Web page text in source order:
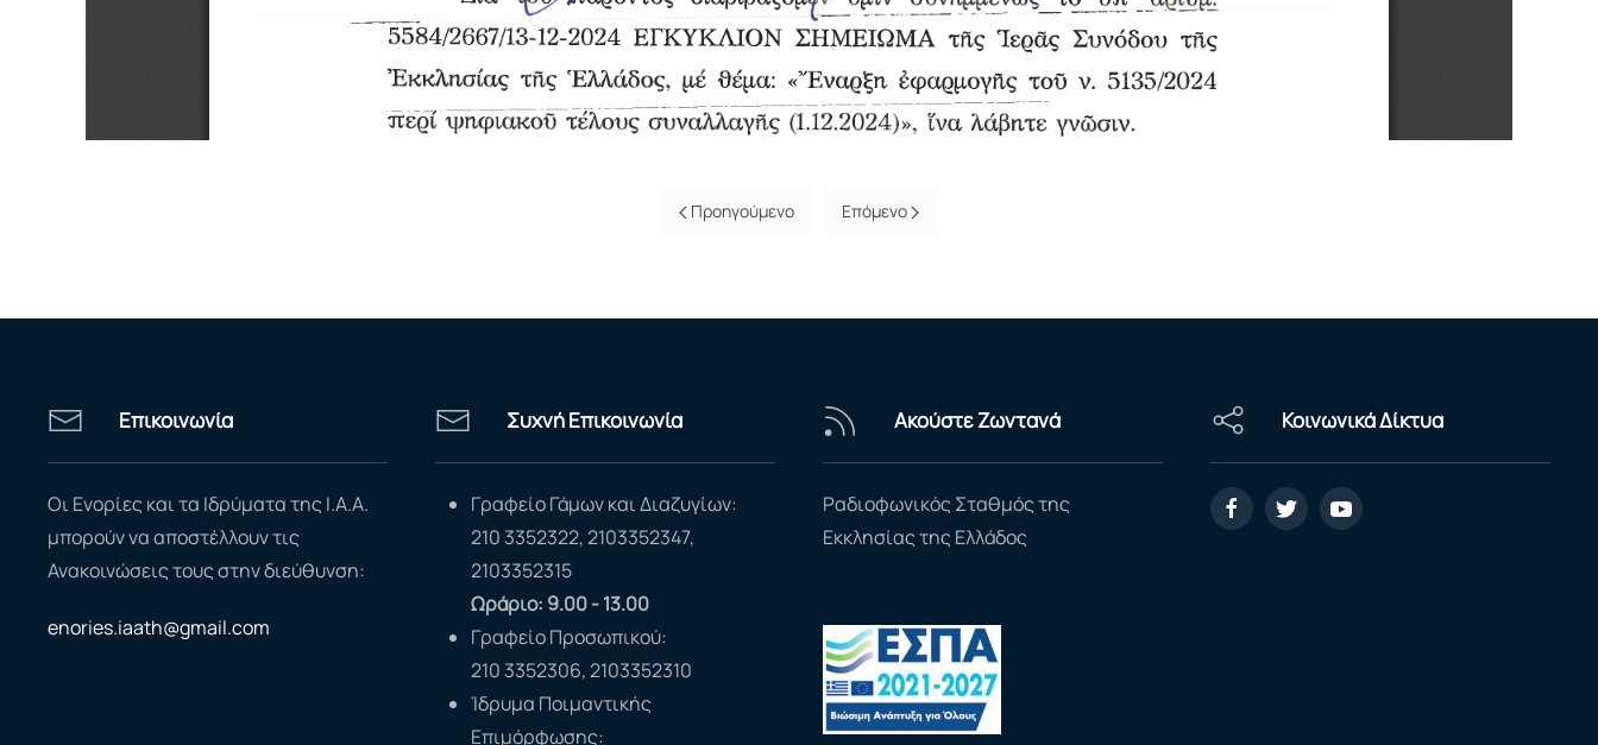
Προηγούμενο Επόμενο
Επικοινωνία
Οι Ενορίες και τα Ιδρύματα της Ι.Α.Α.
μπορούν να αποστέλλουν τις
Ανακοινώσεις τους στην διεύθυνση:
enories.iaath@gmail.com
Συχνή Επικοινωνία
Γραφείο Γάμων και Διαζυγίων:
210 3352322, 2103352347,
2103352315
Ωράριο: 9.00 - 13.00
Γραφείο Προσωπικού:
210 3352306, 2103352310
Ίδρυμα Ποιμαντικής
Επιμόρφωσης:
Ακούστε Ζωντανά
Ραδιοφωνικός Σταθμός της
Εκκλησίας της Ελλάδος
Κοινωνικά Δίκτυα